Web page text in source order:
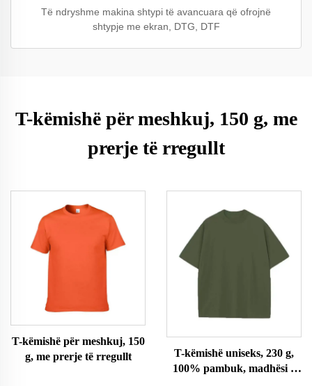
Të ndryshme makina shtypi të avancuara që ofrojnë
shtypje me ekran, DTG, DTF
T-këmishë për meshkuj, 150 g, me
prerje të rregullt
T-këmishë për meshkuj, 150
g, me prerje të rregullt
T-këmishë uniseks, 230 g,
100% pambuk, madhësi e